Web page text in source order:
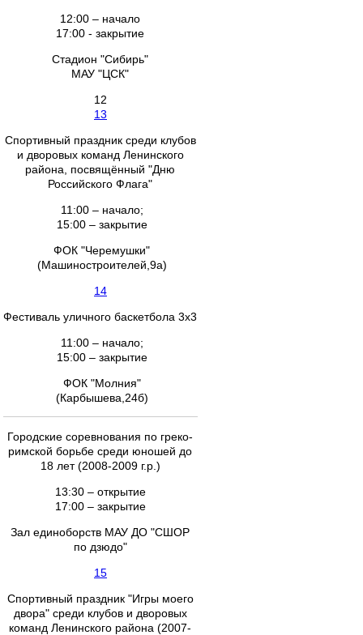
12:00 – начало
17:00 - закрытие
Стадион "Сибирь"
МАУ "ЦСК"
12
13
Спортивный праздник среди клубов
и дворовых команд Ленинского
района, посвящённый "Дню
Российского Флага"
11:00 – начало;
15:00 – закрытие
ФОК "Черемушки"
(Машиностроителей,9а)
14
Фестиваль уличного баскетбола 3х3
11:00 – начало;
15:00 – закрытие
ФОК "Молния"
(Карбышева,24б)
Городские соревнования по греко-
римской борьбе среди юношей до
18 лет (2008-2009 г.р.)
13:30 – открытие
17:00 – закрытие
Зал единоборств МАУ ДО "СШОР
по дзюдо"
15
Спортивный праздник "Игры моего
двора" среди клубов и дворовых
команд Ленинского района (2007-